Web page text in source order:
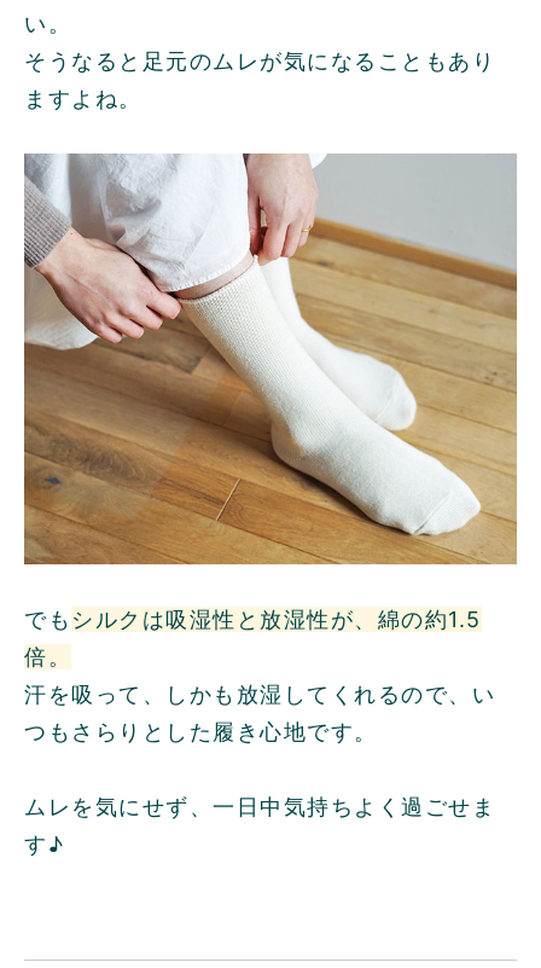
い。
そうなると足元のムレが気になることもあり
ますよね。
でも シルクは吸湿性と放湿性が、綿の約1.5
倍。
汗を吸って、しかも放湿してくれるので、い
つもさらりとした履き心地です。
ムレを気にせず、一日中気持ちよく過ごせま
す♪